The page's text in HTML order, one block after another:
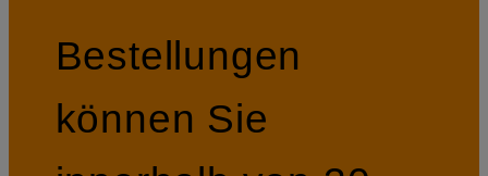
Bestellungen
können Sie